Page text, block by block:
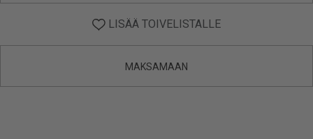
LISÄÄ TOIVELISTALLE
MAKSAMAAN